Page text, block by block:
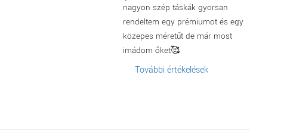
nagyon szép táskák gyorsan
rendeltem egy prémiumot és egy
közepes méretűt de már most
imádom őket🥰
További értékelések